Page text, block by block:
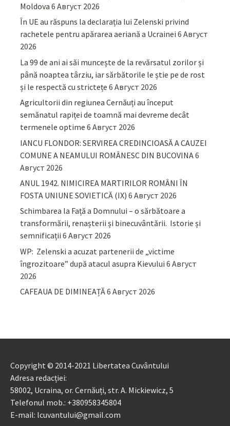
Moldova 6 Август 2026
În UE au răspuns la declarația lui Zelenski privind
rachetele pentru apărarea aeriană a Ucrainei 6 Август
2026
La 99 de ani ai săi muncește de la revărsatul zorilor și
până noaptea târziu, iar sărbătorile le știe pe de rost
și le respectă cu strictețe 6 Август 2026
Agricultorii din regiunea Cernăuți au început
semănatul rapiței de toamnă mai devreme decât
termenele optime 6 Август 2026
IANCU FLONDOR: SERVIREA CREDINCIOASĂ A CAUZEI
COMUNE A NEAMULUI ROMÂNESC DIN BUCOVINA6
Август 2026
ANUL 1942. NIMICIREA MARTIRILOR ROMÂNI ÎN
FOSTA UNIUNE SOVIETICĂ (IX) 6 Август 2026
Schimbarea la Față a Domnului – o sărbătoare a
transformării, renașterii și binecuvântării. Istorie și
semnificații 6 Август 2026
WP: Zelenski a acuzat partenerii de „victime
îngrozitoare” după atacul asupra Kievului 6 Август
2026
CAFEAUA DE DIMINEAȚĂ6 Август 2026
Copyright © 2014-2021 Libertatea Cuvântului
Adresa redacției:
58002, Ucraina, or. Cernăuți, str. A. Mickiewicz, 5
Telefonul mob.: +380958345804
E-mail: lcuvantului@gmail.com